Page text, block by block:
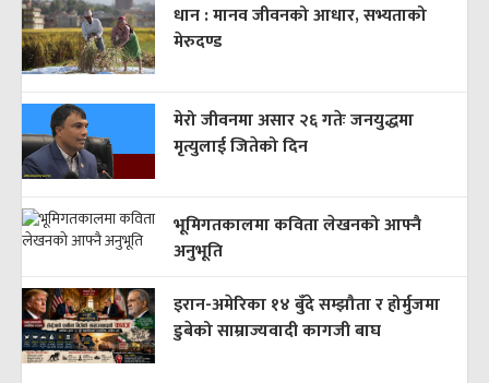
धान : मानव जीवनको आधार, सभ्यताको
मेरुदण्ड
मेरो जीवनमा असार २६ गतेः जनयुद्धमा
मृत्युलाई जितेको दिन
भूमिगतकालमा कविता लेखनको आफ्नै
अनुभूति
इरान-अमेरिका १४ बुँदे सम्झौता र होर्मुजमा
डुबेको साम्राज्यवादी कागजी बाघ